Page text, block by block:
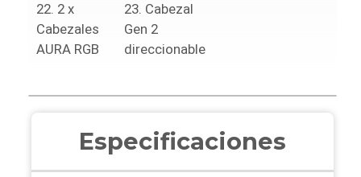
2 x
Cabezales
AURA RGB
Cabezal
Gen 2
direccionable
Especificaciones